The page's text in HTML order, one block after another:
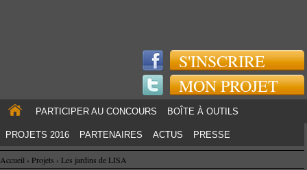
S'INSCRIRE
MON PROJET
PARTICIPER AU CONCOURS BOÎTE À OUTILS
PROJETS 2016 PARTENAIRES ACTUS PRESSE
Accueil › Projets › Les jardins de LISA